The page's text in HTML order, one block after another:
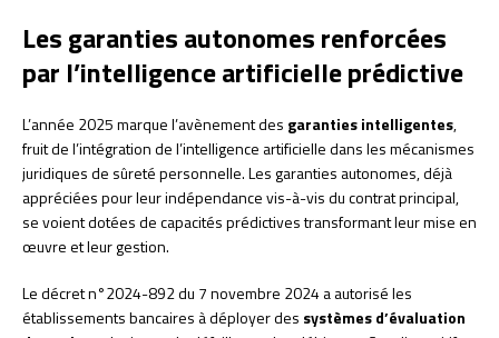
Les garanties autonomes renforcées
par l’intelligence artificielle prédictive
L’année 2025 marque l’avènement des garanties intelligentes,
fruit de l’intégration de l’intelligence artificielle dans les mécanismes
juridiques de sûreté personnelle. Les garanties autonomes, déjà
appréciées pour leur indépendance vis-à-vis du contrat principal,
se voient dotées de capacités prédictives transformant leur mise en
œuvre et leur gestion.
Le décret n°2024-892 du 7 novembre 2024 a autorisé les
établissements bancaires à déployer des systèmes d’évaluation